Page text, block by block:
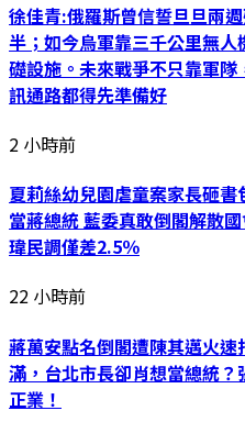
徐佳青:俄羅斯曾信誓旦旦兩
半；如今烏軍靠三千公里無
礎設施。未來戰爭不只靠軍
訊通路都得先準備好
2 小時前
夏莉絲幼兒園虐童案家長砸
當蔣總統 藍委真敢倒閣解散
瑋民調僅差2.5％
22 小時前
蔣萬安點名倒閣遭陳其邁火
滿，台北市長卻肖想當總統
正業！